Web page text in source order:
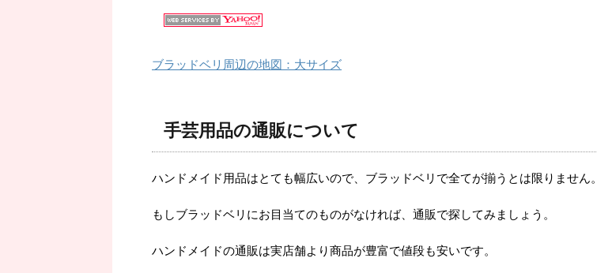
ブラッドベリ周辺の地図：大サイズ
手芸用品の通販について
ハンドメイド用品はとても幅広いので、ブラッドベリで全てが揃うとは限りません。
もしブラッドベリにお目当てのものがなければ、通販で探してみましょう。
ハンドメイドの通販は実店舗より商品が豊富で値段も安いです。